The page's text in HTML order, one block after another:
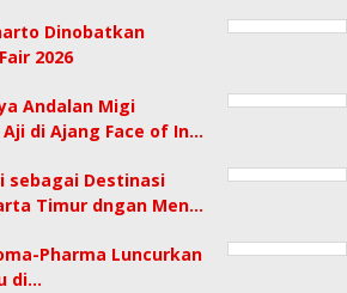
Dinobatkan
2026
Andalan Migi
di Ajang Face of In…
sebagai Destinasi
Timur dngan Men…
Pharma Luncurkan
di…